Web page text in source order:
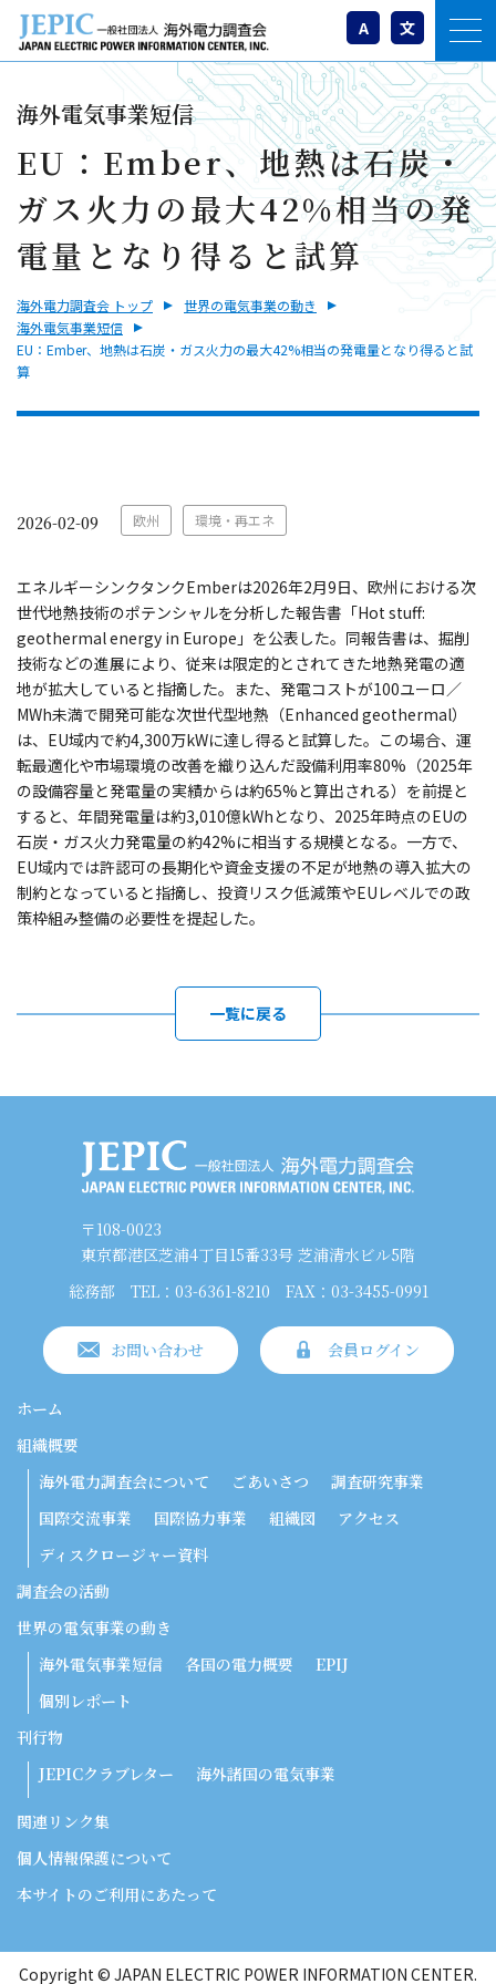
A 文
海外電気事業短信
EU：Ember、地熱は石炭・
ガス火力の最大42%相当の発
電量となり得ると試算
海外電力調査会 トップ
世界の電気事業の動き
海外電気事業短信
EU：Ember、地熱は石炭・ガス火力の最大42%相当の発電量となり得ると試
算
2026-02-09 欧州 環境・再エネ
エネルギーシンクタンクEmberは2026年2月9日、欧州における次
世代地熱技術のポテンシャルを分析した報告書「Hot stuff:
geothermal energy in Europe」を公表した。同報告書は、掘削
技術などの進展により、従来は限定的とされてきた地熱発電の適
地が拡大していると指摘した。また、発電コストが100ユーロ／
MWh未満で開発可能な次世代型地熱（Enhanced geothermal）
は、EU域内で約4,300万kWに達し得ると試算した。この場合、運
転最適化や市場環境の改善を織り込んだ設備利用率80%（2025年
の設備容量と発電量の実績からは約65%と算出される）を前提と
すると、年間発電量は約3,010億kWhとなり、2025年時点のEUの
石炭・ガス火力発電量の約42%に相当する規模となる。一方で、
EU域内では許認可の長期化や資金支援の不足が地熱の導入拡大の
制約となっていると指摘し、投資リスク低減策やEUレベルでの政
策枠組み整備の必要性を提起した。
一覧に戻る
〒108-0023
東京都港区芝浦4丁目15番33号 芝浦清水ビル5階
総務部
TEL：03-6361-8210 FAX：03-3455-0991
お問い合わせ 会員ログイン
ホーム
組織概要
海外電力調査会について
ごあいさつ
調査研究事業
国際交流事業
国際協力事業 組織図
アクセス
ディスクロージャー資料
調査会の活動
世界の電気事業の動き
海外電気事業短信
各国の電力概要
EPIJ
個別レポート
刊行物
JEPICクラブレター
海外諸国の電気事業
関連リンク集
個人情報保護について
本サイトのご利用にあたって
Copyright © JAPAN ELECTRIC POWER INFORMATION CENTER.